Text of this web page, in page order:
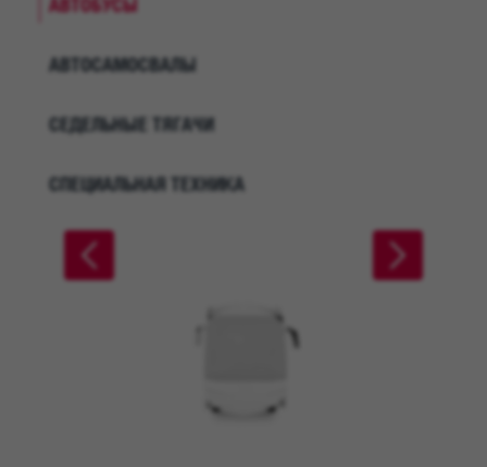
АВТОСАМОСВАЛЫ
СЕДЕЛЬНЫЕ ТЯГАЧИ
СПЕЦИАЛЬНАЯ ТЕХНИКА